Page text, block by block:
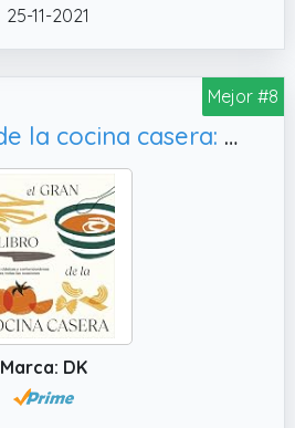
25-11-2021
Mejor #8
El gran libro de la cocina casera: Recetas clásicas y contemporáneas para todas las ocasiones
Marca: DK